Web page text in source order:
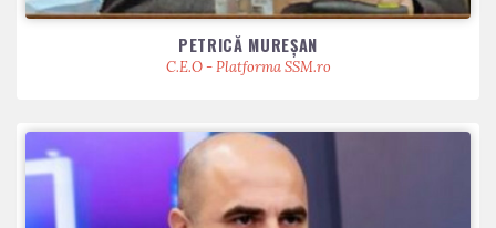
PETRICĂ MUREŞAN
C.E.O - Platforma SSM.ro